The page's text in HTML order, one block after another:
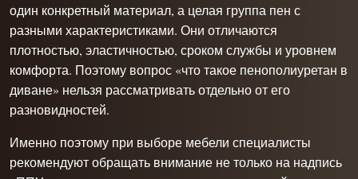
один конкретный материал, а целая группа пен с
разными характеристиками. Они отличаются
плотностью, эластичностью, сроком службы и уровнем
комфорта. Поэтому вопрос «что такое пенополиуретан в
диване» нельзя рассматривать отдельно от его
разновидностей.
Именно поэтому при выборе мебели специалисты
рекомендуют обращать внимание не только на надпись